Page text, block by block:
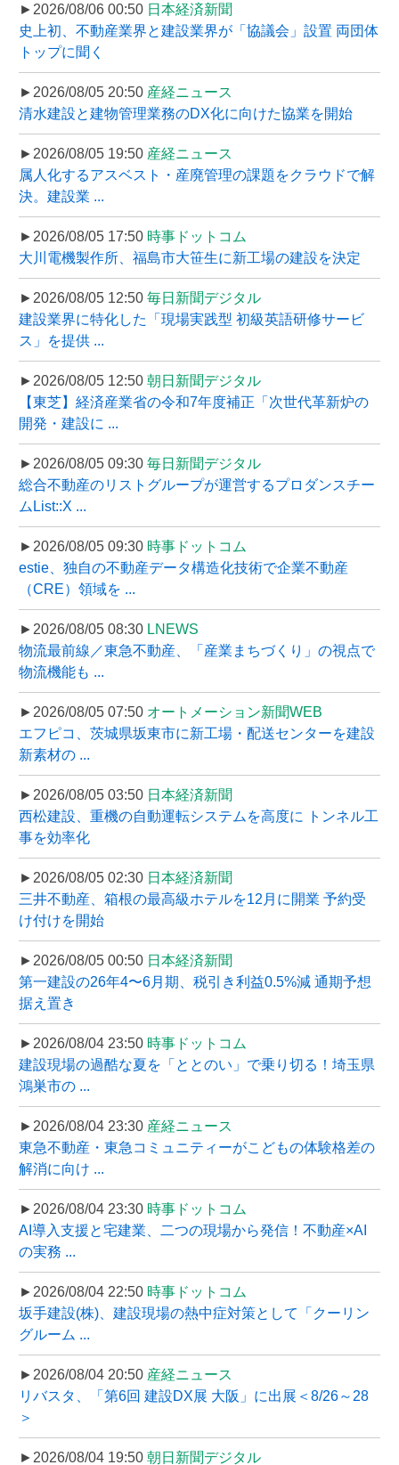
►2026/08/06 00:50 日本経済新聞
史上初、不動産業界と建設業界が「協議会」設置 両団体
トップに聞く
►2026/08/05 20:50 産経ニュース
清水建設と建物管理業務のDX化に向けた協業を開始
►2026/08/05 19:50 産経ニュース
属人化するアスベスト・産廃管理の課題をクラウドで解
決。建設業 ...
►2026/08/05 17:50 時事ドットコム
大川電機製作所、福島市大笹生に新工場の建設を決定
►2026/08/05 12:50 毎日新聞デジタル
建設業界に特化した「現場実践型 初級英語研修サービ
ス」を提供 ...
►2026/08/05 12:50 朝日新聞デジタル
【東芝】経済産業省の令和7年度補正「次世代革新炉の
開発・建設に ...
►2026/08/05 09:30 毎日新聞デジタル
総合不動産のリストグループが運営するプロダンスチー
ムList::X ...
►2026/08/05 09:30 時事ドットコム
estie、独自の不動産データ構造化技術で企業不動産
（CRE）領域を ...
►2026/08/05 08:30 LNEWS
物流最前線／東急不動産、「産業まちづくり」の視点で
物流機能も ...
►2026/08/05 07:50 オートメーション新聞WEB
エフピコ、茨城県坂東市に新工場・配送センターを建設
新素材の ...
►2026/08/05 03:50 日本経済新聞
西松建設、重機の自動運転システムを高度に トンネル工
事を効率化
►2026/08/05 02:30 日本経済新聞
三井不動産、箱根の最高級ホテルを12月に開業 予約受
け付けを開始
►2026/08/05 00:50 日本経済新聞
第一建設の26年4〜6月期、税引き利益0.5%減 通期予想
据え置き
►2026/08/04 23:50 時事ドットコム
建設現場の過酷な夏を「ととのい」で乗り切る！埼玉県
鴻巣市の ...
►2026/08/04 23:30 産経ニュース
東急不動産・東急コミュニティーがこどもの体験格差の
解消に向け ...
►2026/08/04 23:30 時事ドットコム
AI導入支援と宅建業、二つの現場から発信！不動産×AI
の実務 ...
►2026/08/04 22:50 時事ドットコム
坂手建設(株)、建設現場の熱中症対策として「クーリン
グルーム ...
►2026/08/04 20:50 産経ニュース
リバスタ、「第6回 建設DX展 大阪」に出展＜8/26～28
＞
►2026/08/04 19:50 朝日新聞デジタル